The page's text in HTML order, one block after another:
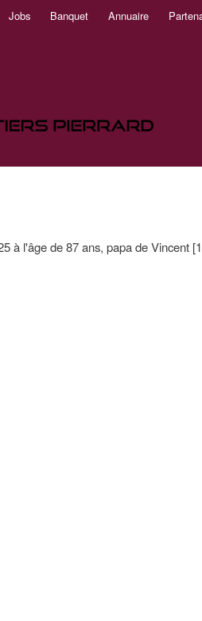
Jobs Banquet Annuaire
à l'âge de 87 ans, papa de Vincent